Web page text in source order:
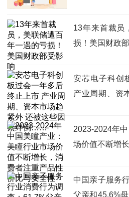
13年来首裁员
损！美国财政
安芯电子科创
产业周期、资
2023-2024年
场价值不断增
中国亲子服务
父亲和45.6%